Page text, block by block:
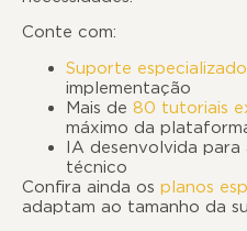
Conte com:
Suporte especializado
implementação
Mais de 80 tutoriais
máximo da
IA desenvolvida
técnico
Confira ainda os planos
adaptam ao tamanho da